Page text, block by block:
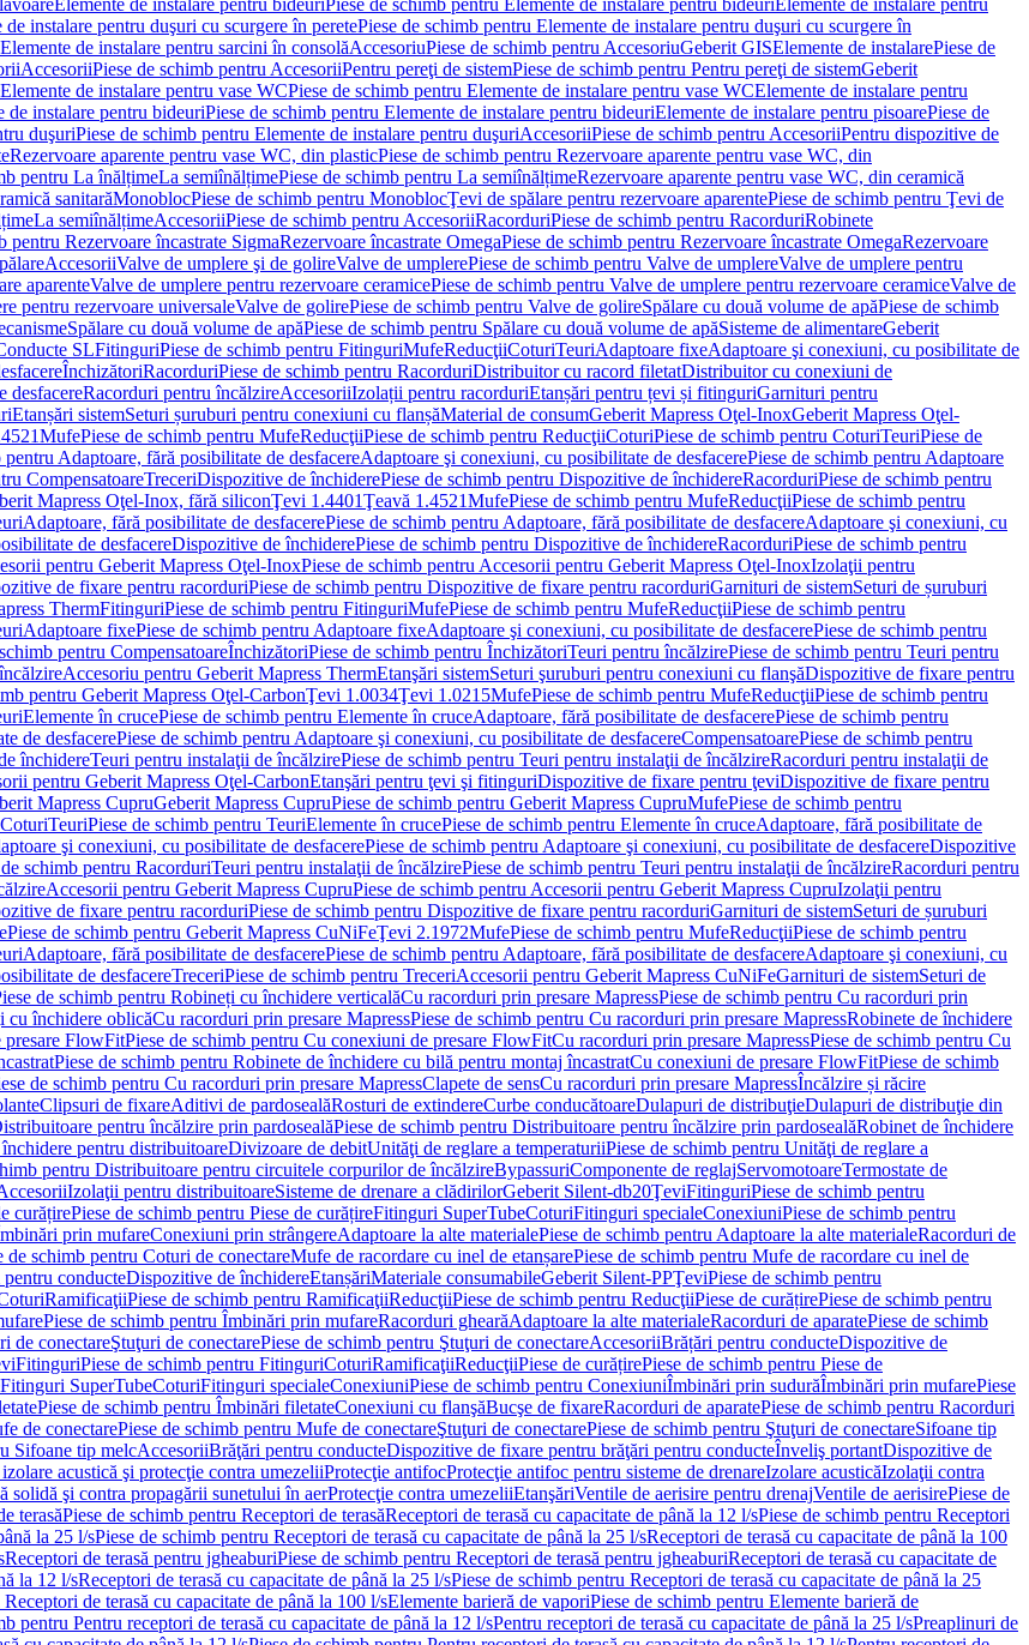
Elemente de instalare pentru bideuriPiese de schimb pentru Elemente de instalare pentru bideuriElemente de instalare pentru
de instalare pentru duşuri cu scurgere în peretePiese de schimb pentru Elemente de instalare pentru duşuri cu scurgere în
de instalare pentru sarcini în consolăAccesoriuPiese de schimb pentru AccesoriuGeberit GISElemente de instalarePiese de
AccesoriiPiese de schimb pentru AccesoriiPentru pereţi de sistemPiese de schimb pentru Pentru pereţi de sistemGeberit
Elemente de instalare pentru vase WCPiese de schimb pentru Elemente de instalare pentru vase WCElemente de instalare pentru
de instalare pentru bideuriPiese de schimb pentru Elemente de instalare pentru bideuriElemente de instalare pentru pisoarePiese de
duşuriPiese de schimb pentru Elemente de instalare pentru duşuriAccesoriiPiese de schimb pentru AccesoriiPentru dispozitive de
Rezervoare aparente pentru vase WC, din plasticPiese de schimb pentru Rezervoare aparente pentru vase WC, din
pentru La înălțimeLa semiînălțimePiese de schimb pentru La semiînălțimeRezervoare aparente pentru vase WC, din ceramică
sanitarăMonoblocPiese de schimb pentru MonoblocŢevi de spălare pentru rezervoare aparentePiese de schimb pentru Ţevi de
La semiînălțimeAccesoriiPiese de schimb pentru AccesoriiRacorduriPiese de schimb pentru RacorduriRobinete
pentru Rezervoare încastrate SigmaRezervoare încastrate OmegaPiese de schimb pentru Rezervoare încastrate OmegaRezervoare
AccesoriiValve de umplere şi de golireValve de umplerePiese de schimb pentru Valve de umplereValve de umplere pentru
aparenteValve de umplere pentru rezervoare ceramicePiese de schimb pentru Valve de umplere pentru rezervoare ceramiceValve de
pentru rezervoare universaleValve de golirePiese de schimb pentru Valve de golireSpălare cu două volume de apăPiese de schimb
Spălare cu două volume de apăPiese de schimb pentru Spălare cu două volume de apăSisteme de alimentareGeberit
SLFitinguriPiese de schimb pentru FitinguriMufeReducţiiCoturiTeuriAdaptoare fixeAdaptoare şi conexiuni, cu posibilitate de
ÎnchizătoriRacorduriPiese de schimb pentru RacorduriDistribuitor cu racord filetatDistribuitor cu conexiuni de
desfacereRacorduri pentru încălzireAccesoriiIzolații pentru racorduriEtanșări pentru țevi și fitinguriGarnituri pentru
Etanșări sistemSeturi șuruburi pentru conexiuni cu flanșăMaterial de consumGeberit Mapress Oţel-InoxGeberit Mapress Oţel-
MufePiese de schimb pentru MufeReducţiiPiese de schimb pentru ReducţiiCoturiPiese de schimb pentru CoturiTeuriPiese de
pentru Adaptoare, fără posibilitate de desfacereAdaptoare şi conexiuni, cu posibilitate de desfacerePiese de schimb pentru Adaptoare
CompensatoareTreceriDispozitive de închiderePiese de schimb pentru Dispozitive de închidereRacorduriPiese de schimb pentru
Mapress Oţel-Inox, fără siliconŢevi 1.4401Ţeavă 1.4521MufePiese de schimb pentru MufeReducţiiPiese de schimb pentru
Adaptoare, fără posibilitate de desfacerePiese de schimb pentru Adaptoare, fără posibilitate de desfacereAdaptoare şi conexiuni, cu
de desfacereDispozitive de închiderePiese de schimb pentru Dispozitive de închidereRacorduriPiese de schimb pentru
pentru Geberit Mapress Oţel-InoxPiese de schimb pentru Accesorii pentru Geberit Mapress Oţel-InoxIzolaţii pentru
de fixare pentru racorduriPiese de schimb pentru Dispozitive de fixare pentru racorduriGarnituri de sistemSeturi de șuruburi
ThermFitinguriPiese de schimb pentru FitinguriMufePiese de schimb pentru MufeReducţiiPiese de schimb pentru
Adaptoare fixePiese de schimb pentru Adaptoare fixeAdaptoare şi conexiuni, cu posibilitate de desfacerePiese de schimb pentru
pentru CompensatoareÎnchizătoriPiese de schimb pentru ÎnchizătoriTeuri pentru încălzirePiese de schimb pentru Teuri pentru
Accesoriu pentru Geberit Mapress ThermEtanşări sistemSeturi şuruburi pentru conexiuni cu flanşăDispozitive de fixare pentru
pentru Geberit Mapress Oţel-CarbonŢevi 1.0034Ţevi 1.0215MufePiese de schimb pentru MufeReducţiiPiese de schimb pentru
Elemente în crucePiese de schimb pentru Elemente în cruceAdaptoare, fără posibilitate de desfacerePiese de schimb pentru
de desfacerePiese de schimb pentru Adaptoare şi conexiuni, cu posibilitate de desfacereCompensatoarePiese de schimb pentru
închidereTeuri pentru instalaţii de încălzirePiese de schimb pentru Teuri pentru instalaţii de încălzireRacorduri pentru instalaţii de
pentru Geberit Mapress Oţel-CarbonEtanşări pentru ţevi şi fitinguriDispozitive de fixare pentru ţeviDispozitive de fixare pentru
Mapress CupruGeberit Mapress CupruPiese de schimb pentru Geberit Mapress CupruMufePiese de schimb pentru
TeuriPiese de schimb pentru TeuriElemente în crucePiese de schimb pentru Elemente în cruceAdaptoare, fără posibilitate de
şi conexiuni, cu posibilitate de desfacerePiese de schimb pentru Adaptoare şi conexiuni, cu posibilitate de desfacereDispozitive
schimb pentru RacorduriTeuri pentru instalaţii de încălzirePiese de schimb pentru Teuri pentru instalaţii de încălzireRacorduri pentru
Accesorii pentru Geberit Mapress CupruPiese de schimb pentru Accesorii pentru Geberit Mapress CupruIzolaţii pentru
de fixare pentru racorduriPiese de schimb pentru Dispozitive de fixare pentru racorduriGarnituri de sistemSeturi de șuruburi
Piese de schimb pentru Geberit Mapress CuNiFeŢevi 2.1972MufePiese de schimb pentru MufeReducţiiPiese de schimb pentru
Adaptoare, fără posibilitate de desfacerePiese de schimb pentru Adaptoare, fără posibilitate de desfacereAdaptoare şi conexiuni, cu
de desfacereTreceriPiese de schimb pentru TreceriAccesorii pentru Geberit Mapress CuNiFeGarnituri de sistemSeturi de
de schimb pentru Robineți cu închidere verticalăCu racorduri prin presare MapressPiese de schimb pentru Cu racorduri prin
cu închidere oblicăCu racorduri prin presare MapressPiese de schimb pentru Cu racorduri prin presare MapressRobinete de închidere
FlowFitPiese de schimb pentru Cu conexiuni de presare FlowFitCu racorduri prin presare MapressPiese de schimb pentru Cu
Piese de schimb pentru Robinete de închidere cu bilă pentru montaj încastratCu conexiuni de presare FlowFitPiese de schimb
de schimb pentru Cu racorduri prin presare MapressClapete de sensCu racorduri prin presare MapressÎncălzire și răcire
Clipsuri de fixareAditivi de pardosealăRosturi de extindereCurbe conducătoareDulapuri de distribuţieDulapuri de distribuţie din
pentru încălzire prin pardosealăPiese de schimb pentru Distribuitoare pentru încălzire prin pardosealăRobinet de închidere
pentru distribuitoareDivizoare de debitUnităţi de reglare a temperaturiiPiese de schimb pentru Unităţi de reglare a
pentru Distribuitoare pentru circuitele corpurilor de încălzireBypassuriComponente de reglajServomotoareTermostate de
Izolaţii pentru distribuitoareSisteme de drenare a clădirilorGeberit Silent-db20ŢeviFitinguriPiese de schimb pentru
curățirePiese de schimb pentru Piese de curățireFitinguri SuperTubeCoturiFitinguri specialeConexiuniPiese de schimb pentru
prin mufareConexiuni prin strângereAdaptoare la alte materialePiese de schimb pentru Adaptoare la alte materialeRacorduri de
de schimb pentru Coturi de conectareMufe de racordare cu inel de etanșarePiese de schimb pentru Mufe de racordare cu inel de
conducteDispozitive de închidereEtanșăriMateriale consumabileGeberit Silent-PPŢeviPiese de schimb pentru
RamificaţiiPiese de schimb pentru RamificaţiiReducţiiPiese de schimb pentru ReducţiiPiese de curățirePiese de schimb pentru
Piese de schimb pentru Îmbinări prin mufareRacorduri ghearăAdaptoare la alte materialeRacorduri de aparatePiese de schimb
de conectareŞtuţuri de conectarePiese de schimb pentru Ştuţuri de conectareAccesoriiBrățări pentru conducteDispozitive de
FitinguriPiese de schimb pentru FitinguriCoturiRamificaţiiReducţiiPiese de curățirePiese de schimb pentru Piese de
Fitinguri SuperTubeCoturiFitinguri specialeConexiuniPiese de schimb pentru ConexiuniÎmbinări prin sudurăÎmbinări prin mufarePiese
Piese de schimb pentru Îmbinări filetateConexiuni cu flanşăBucşe de fixareRacorduri de aparatePiese de schimb pentru Racorduri
de conectarePiese de schimb pentru Mufe de conectareŞtuţuri de conectarePiese de schimb pentru Ştuţuri de conectareSifoane tip
Sifoane tip melcAccesoriiBrăţări pentru conducteDispozitive de fixare pentru brăţări pentru conducteÎnveliş portantDispozitive de
acustică şi protecţie contra umezeliiProtecţie antifocProtecţie antifoc pentru sisteme de drenareIzolare acusticăIzolaţii contra
solidă şi contra propagării sunetului în aerProtecţie contra umezeliiEtanşăriVentile de aerisire pentru drenajVentile de aerisirePiese de
terasăPiese de schimb pentru Receptori de terasăReceptori de terasă cu capacitate de până la 12 l/sPiese de schimb pentru Receptori
la 25 l/sPiese de schimb pentru Receptori de terasă cu capacitate de până la 25 l/sReceptori de terasă cu capacitate de până la 100
Receptori de terasă pentru jgheaburiPiese de schimb pentru Receptori de terasă pentru jgheaburiReceptori de terasă cu capacitate de
la 12 l/sReceptori de terasă cu capacitate de până la 25 l/sPiese de schimb pentru Receptori de terasă cu capacitate de până la 25
de terasă cu capacitate de până la 100 l/sElemente barieră de vaporiPiese de schimb pentru Elemente barieră de
pentru Pentru receptori de terasă cu capacitate de până la 12 l/sPentru receptori de terasă cu capacitate de până la 25 l/sPreaplinuri de